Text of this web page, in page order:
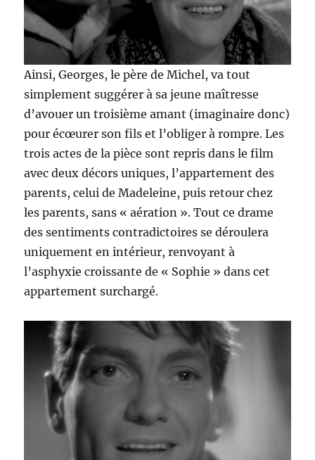
Ainsi, Georges, le père de Michel, va tout
simplement suggérer à sa jeune maîtresse
d’avouer un troisième amant (imaginaire donc)
pour écœurer son fils et l’obliger à rompre. Les
trois actes de la pièce sont repris dans le film
avec deux décors uniques, l’appartement des
parents, celui de Madeleine, puis retour chez
les parents, sans « aération ». Tout ce drame
des sentiments contradictoires se déroulera
uniquement en intérieur, renvoyant à
l’asphyxie croissante de « Sophie » dans cet
appartement surchargé.